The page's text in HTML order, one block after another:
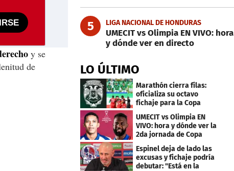
y se
de
5 LIGA NACIONAL DE HONDURAS
UMECIT vs Olimpia EN VIVO: hora
y dónde ver en directo
LO ÚLTIMO
Marathón cierra filas:
oficializa su octavo
fichaje para la Copa
Centroamericana
UMECIT vs Olimpia EN
VIVO: hora y dónde ver la
2da jornada de Copa
Centroamericana
Espinel deja de lado las
excusas y fichaje podría
debutar: "Está en la